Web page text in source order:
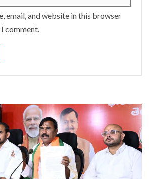
email, and website in this browser
comment.